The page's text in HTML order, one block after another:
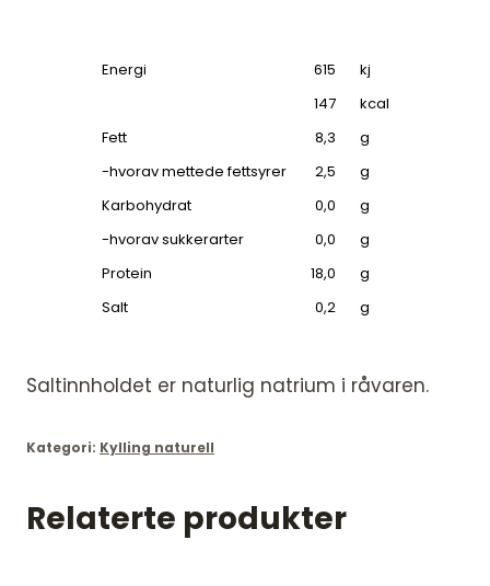
Energi 615
kj
147
kcal
Fett
8,3
g
-hvorav mettede fettsyrer
2,5
g
Karbohydrat
0,0
g
-hvorav sukkerarter
0,0
g
Protein
18,0
g
Salt
0,2 g
Saltinnholdet er naturlig natrium i råvaren.
Kategori: Kylling naturell
Relaterte produkter